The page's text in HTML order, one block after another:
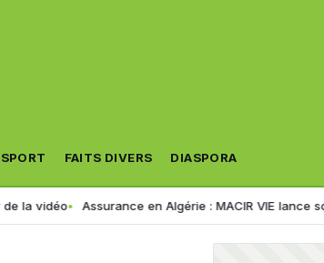
SPORT FAITS DIVERS DIASPORA
Assurance en Algérie : MACIR VIE lance son nouvel